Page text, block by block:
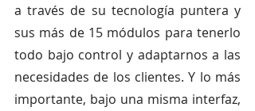
a través de su tecnología puntera y
sus más de 15 módulos para tenerlo
todo bajo control y adaptarnos a las
necesidades de los clientes. Y lo más
importante, bajo una misma interfaz,